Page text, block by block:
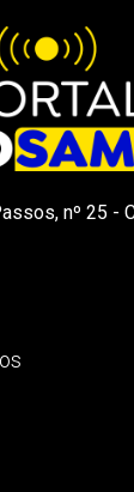
nº 25 -